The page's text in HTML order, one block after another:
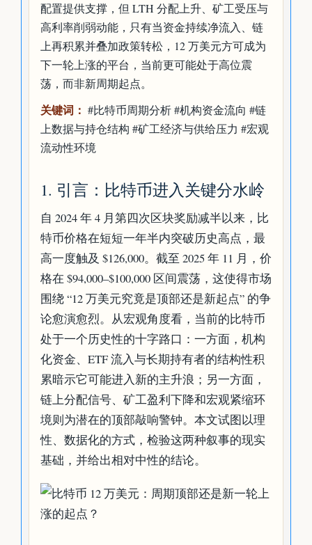
配置提供支撑，但 LTH 分配上升、矿工受压与
高利率削弱动能，只有当资金持续净流入、链
上再积累并叠加政策转松，12 万美元方可成为
下一轮上涨的平台，当前更可能处于高位震
荡，而非新周期起点。
关键词： #比特币周期分析 #机构资金流向 #链
上数据与持仓结构 #矿工经济与供给压力 #宏观
流动性环境
1. 引言：比特币进入关键分水岭
自 2024 年 4 月第四次区块奖励减半以来，比
特币价格在短短一年半内突破历史高点，最
高一度触及 $126,000。截至 2025 年 11 月，价
格在 $94,000–$100,000 区间震荡，这使得市场
围绕 “12 万美元究竟是顶部还是新起点” 的争
论愈演愈烈。从宏观角度看，当前的比特币
处于一个历史性的十字路口：一方面，机构
化资金、ETF 流入与长期持有者的结构性积
累暗示它可能进入新的主升浪；另一方面，
链上分配信号、矿工盈利下降和宏观紧缩环
境则为潜在的顶部敲响警钟。本文试图以理
性、数据化的方式，检验这两种叙事的现实
基础，并给出相对中性的结论。